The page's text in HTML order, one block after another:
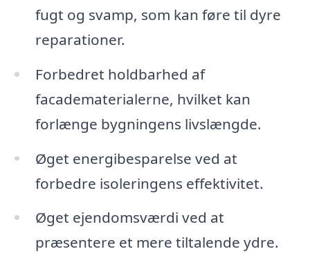
fugt og svamp, som kan føre til dyre
reparationer.
Forbedret holdbarhed af
facadematerialerne, hvilket kan
forlænge bygningens livslængde.
Øget energibesparelse ved at
forbedre isoleringens effektivitet.
Øget ejendomsværdi ved at
præsentere et mere tiltalende ydre.